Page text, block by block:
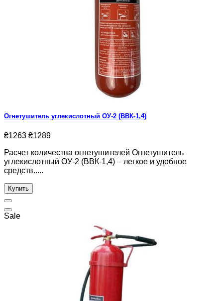
Огнетушитель углекислотный ОУ-2 (ВВК-1,4)
₴1263 ₴1289
Расчет количества огнетушителей Огнетушитель
углекислотный ОУ-2 (ВВК-1,4) – легкое и удобное
средств.....
Купить
Sale